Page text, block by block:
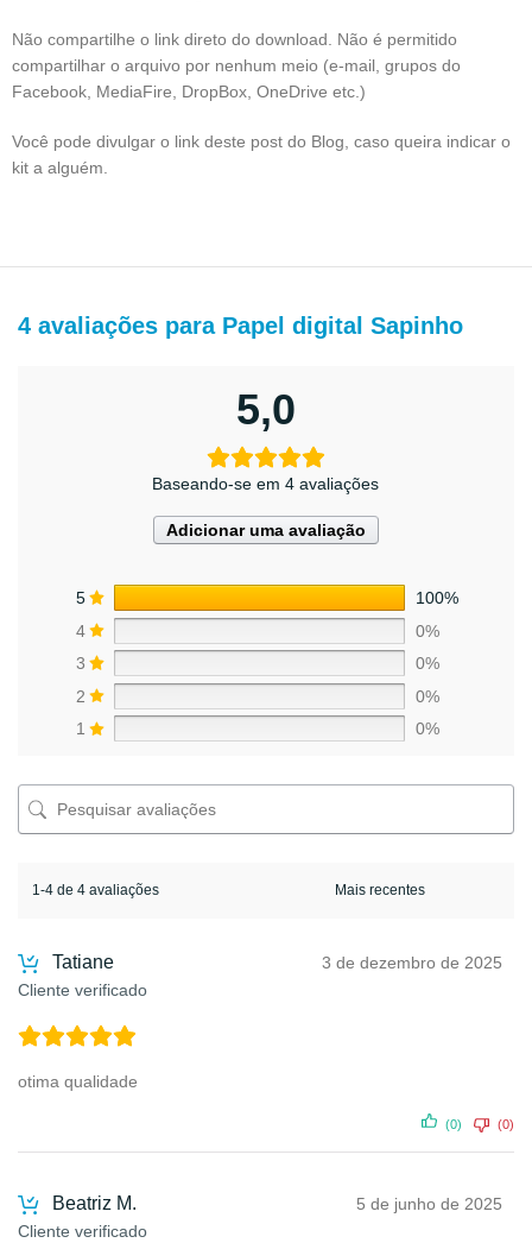
Não compartilhe o link direto do download. Não é permitido
compartilhar o arquivo por nenhum meio (e-mail, grupos do
Facebook, MediaFire, DropBox, OneDrive etc.)
Você pode divulgar o link deste post do Blog, caso queira indicar o
kit a alguém.
4 avaliações para Papel digital Sapinho
5,0
Baseando-se em 4 avaliações
Adicionar uma avaliação
5
100%
4
0%
3
0%
2
0%
1
0%
1-4 de 4 avaliações
Tatiane
Cliente verificado
3 de dezembro de 2025
otima qualidade
(0) (0)
Beatriz M.
Cliente verificado
5 de junho de 2025